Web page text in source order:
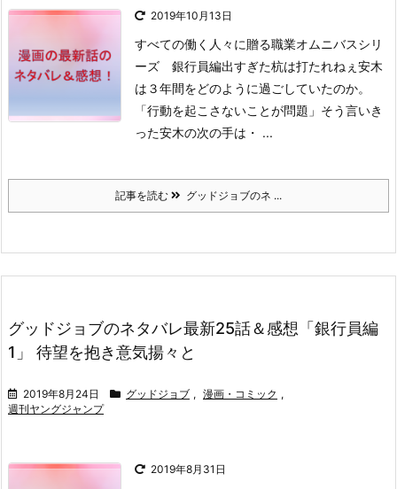
2019年10月13日
すべての働く人々に贈る職業オムニバスシリ
ーズ 銀行員編出すぎた杭は打たれねぇ 安木
は３年間をどのように過ごしていたのか。
「行動を起こさないことが問題」 そう言いき
った安木の次の手は・ ...
記事を読む グッドジョブのネ ...
グッドジョブのネタバレ最新25話＆感想「銀行員編
1」 待望を抱き意気揚々と
2019年8月24日 グッドジョブ , 漫画・コミック ,
週刊ヤングジャンプ
2019年8月31日